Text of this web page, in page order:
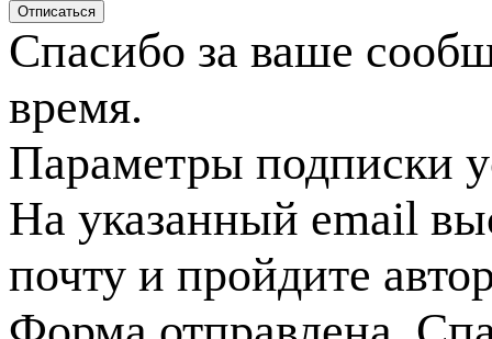
Спасибо за ваше
время.
Параметры подписки
На указанный email
почту и пройдите